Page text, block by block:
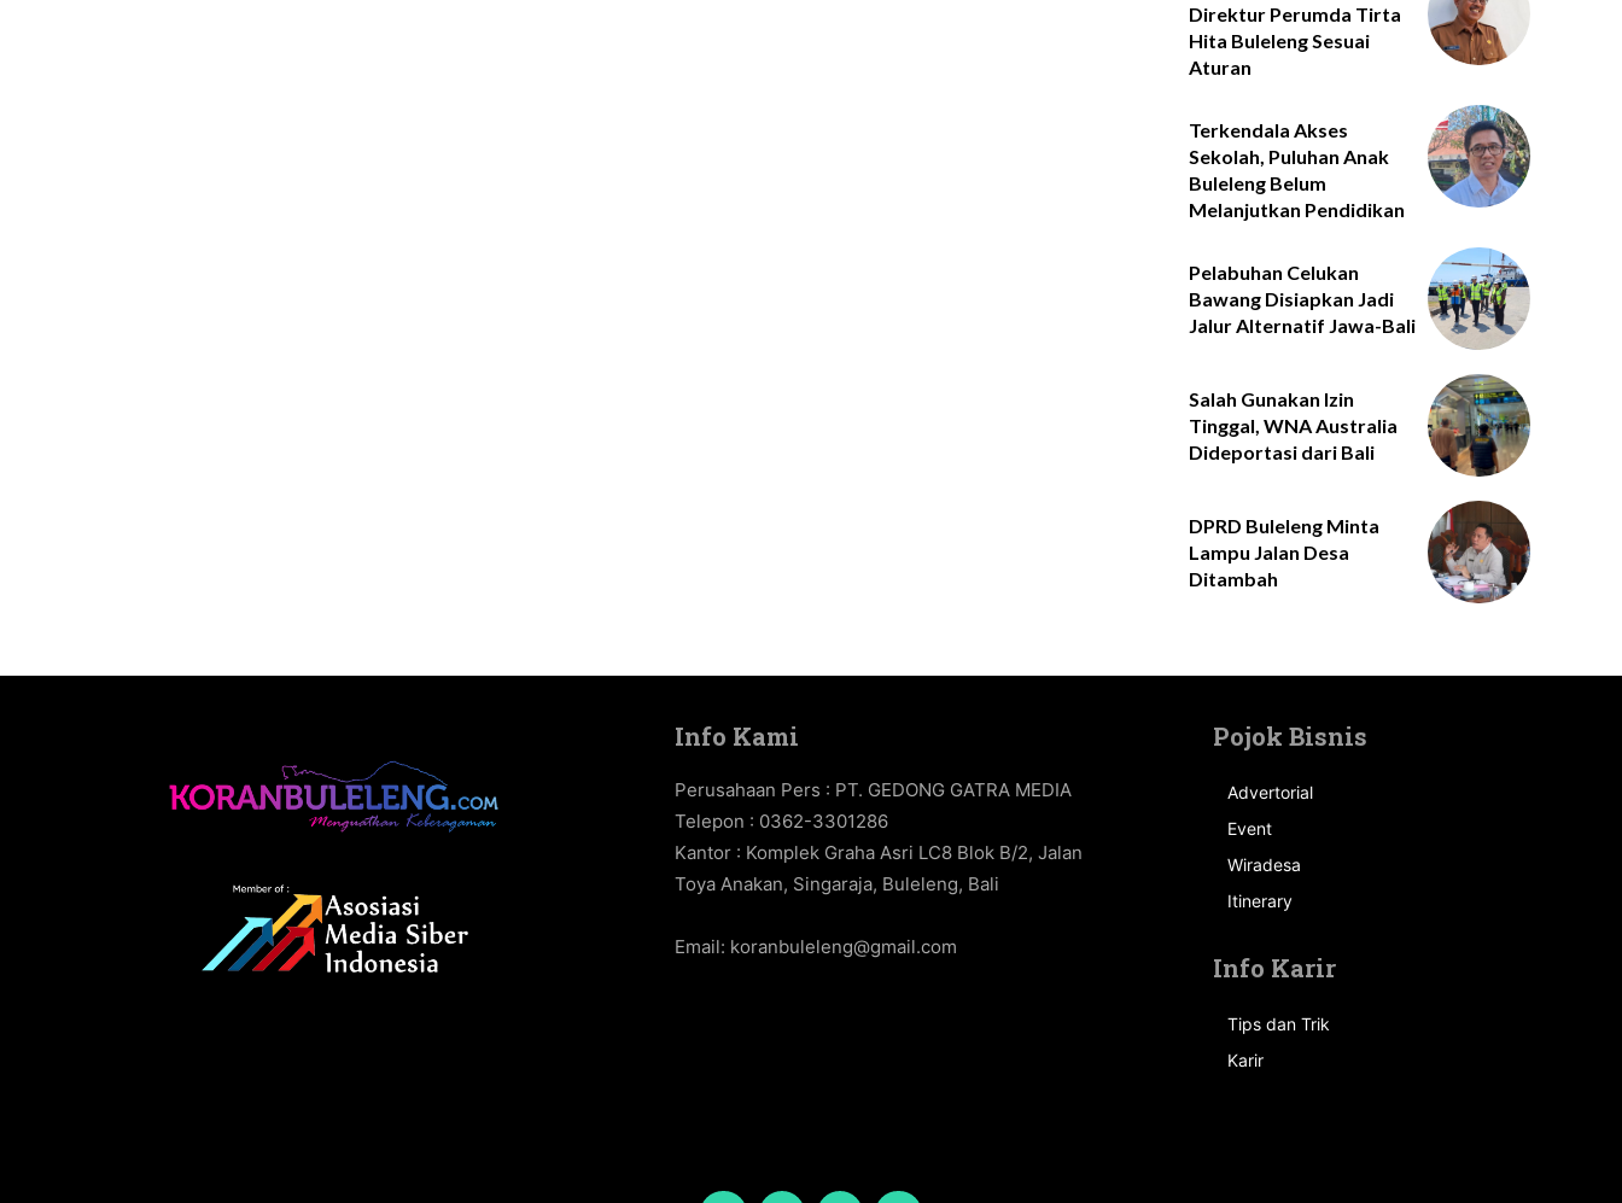
Direktur Perumda Tirta
Hita Buleleng Sesuai
Aturan
Terkendala Akses
Sekolah, Puluhan Anak
Buleleng Belum
Melanjutkan Pendidikan
Pelabuhan Celukan
Bawang Disiapkan Jadi
Jalur Alternatif Jawa-Bali
Salah Gunakan Izin
Tinggal, WNA Australia
Dideportasi dari Bali
DPRD Buleleng Minta
Lampu Jalan Desa
Ditambah
Info Kami
Perusahaan Pers : PT. GEDONG GATRA MEDIA
Telepon : 0362-3301286
Kantor : Komplek Graha Asri LC8 Blok B/2, Jalan
Toya Anakan, Singaraja, Buleleng, Bali
Email: koranbuleleng@gmail.com
Pojok Bisnis
Advertorial
Event
Wiradesa
Itinerary
Info Karir
Tips dan Trik
Karir